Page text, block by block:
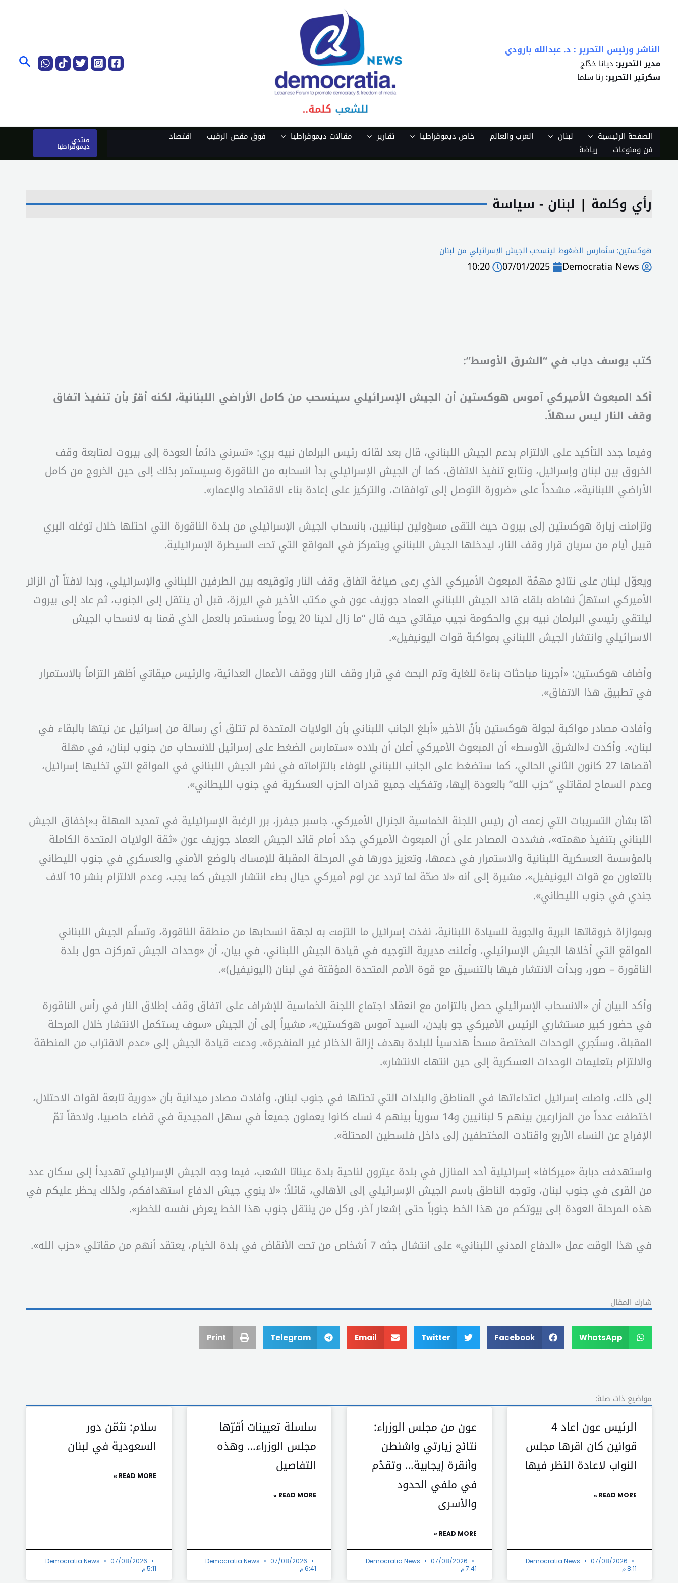
الناشر ورئيس التحرير : د. عبدالله بارودي
مدير التحرير: ديانا خدّاج
سكرتير التحرير: رنا سلما
الصفحة الرئيسية لبنان العرب والعالم خاص ديموقراطيا تقارير مقالات ديموقراطيا فوق مقص الرقيب
اقتصاد
فن ومنوعات
رياضة
منتدى
ديموقراطيا
رأي وكلمة | لبنان - سياسة
هوكستين: سنُمارس الضغوط لينسحب الجيش الإسرائيلي من لبنان
Democratia News
07/01/2025
10:20
كتب يوسف دياب في “الشرق الأوسط”:
أكد المبعوث الأميركي آموس هوكستين أن الجيش الإسرائيلي سينسحب من كامل الأراضي اللبنانية، لكنه أقرّ بأن تنفيذ اتفاق
وقف النار ليس سهلاً.
وفيما جدد التأكيد على الالتزام بدعم الجيش اللبناني، قال بعد لقائه رئيس البرلمان نبيه بري: «تسرني دائماً العودة إلى بيروت لمتابعة وقف
الخروق بين لبنان وإسرائيل، ونتابع تنفيذ الاتفاق، كما أن الجيش الإسرائيلي بدأ انسحابه من الناقورة وسيستمر بذلك إلى حين الخروج من كامل
الأراضي اللبنانية»، مشدداً على «ضرورة التوصل إلى توافقات، والتركيز على إعادة بناء الاقتصاد والإعمار».
وتزامنت زيارة هوكستين إلى بيروت حيث التقى مسؤولين لبنانيين، بانسحاب الجيش الإسرائيلي من بلدة الناقورة التي احتلها خلال توغله البري
قبيل أيام من سريان قرار وقف النار، ليدخلها الجيش اللبناني ويتمركز في المواقع التي تحت السيطرة الإسرائيلية.
ويعوّل لبنان على نتائج مهمّة المبعوث الأميركي الذي رعى صياغة اتفاق وقف النار وتوقيعه بين الطرفين اللبناني والإسرائيلي، وبدا لافتاً أن الزائر
الأميركي استهلّ نشاطه بلقاء قائد الجيش اللبناني العماد جوزيف عون في مكتب الأخير في اليرزة، قبل أن ينتقل إلى الجنوب، ثم عاد إلى بيروت
ليلتقي رئيسي البرلمان نبيه بري والحكومة نجيب ميقاتي حيث قال “ما زال لدينا 20 يوماً وسنستمر بالعمل الذي قمنا به لانسحاب الجيش
الاسرائيلي وانتشار الجيش اللبناني بمواكبة قوات اليونيفيل».
وأضاف هوكستين: «أجرينا مباحثات بناءة للغاية وتم البحث في قرار وقف النار ووقف الأعمال العدائية، والرئيس ميقاتي أظهر التزاماً بالاستمرار
في تطبيق هذا الاتفاق».
وأفادت مصادر مواكبة لجولة هوكستين بأنّ الأخير «أبلغ الجانب اللبناني بأن الولايات المتحدة لم تتلق أي رسالة من إسرائيل عن نيتها بالبقاء في
لبنان». وأكدت لـ«الشرق الأوسط» أن المبعوث الأميركي أعلن أن بلاده «ستمارس الضغط على إسرائيل للانسحاب من جنوب لبنان، في مهلة
أقصاها 27 كانون الثاني الحالي، كما ستضغط على الجانب اللبناني للوفاء بالتزاماته في نشر الجيش اللبناني في المواقع التي تخليها إسرائيل،
وعدم السماح لمقاتلي “حزب الله” بالعودة إليها، وتفكيك جميع قدرات الحزب العسكرية في جنوب الليطاني».
أمّا بشأن التسريبات التي زعمت أن رئيس اللجنة الخماسية الجنرال الأميركي، جاسبر جيفرز، برر الرغبة الإسرائيلية في تمديد المهلة بـ«إخفاق الجيش
اللبناني بتنفيذ مهمته»، فشددت المصادر على أن المبعوث الأميركي جدّد أمام قائد الجيش العماد جوزيف عون «ثقة الولايات المتحدة الكاملة
بالمؤسسة العسكرية اللبنانية والاستمرار في دعمها، وتعزيز دورها في المرحلة المقبلة للإمساك بالوضع الأمني والعسكري في جنوب الليطاني
بالتعاون مع قوات اليونيفيل»، مشيرة إلى أنه «لا صحّة لما تردد عن لوم أميركي حيال بطء انتشار الجيش كما يجب، وعدم الالتزام بنشر 10 آلاف
جندي في جنوب الليطاني».
وبموازاة خروقاتها البرية والجوية للسيادة اللبنانية، نفذت إسرائيل ما التزمت به لجهة انسحابها من منطقة الناقورة، وتسلّم الجيش اللبناني
المواقع التي أخلاها الجيش الإسرائيلي، وأعلنت مديرية التوجيه في قيادة الجيش اللبناني، في بيان، أن «وحدات الجيش تمركزت حول بلدة
الناقورة – صور، وبدأت الانتشار فيها بالتنسيق مع قوة الأمم المتحدة المؤقتة في لبنان (اليونيفيل)».
وأكد البيان أن «الانسحاب الإسرائيلي حصل بالتزامن مع انعقاد اجتماع اللجنة الخماسية للإشراف على اتفاق وقف إطلاق النار في رأس الناقورة
في حضور كبير مستشاري الرئيس الأميركي جو بايدن، السيد آموس هوكستين»، مشيراً إلى أن الجيش «سوف يستكمل الانتشار خلال المرحلة
المقبلة، وستُجري الوحدات المختصة مسحاً هندسياً للبلدة بهدف إزالة الذخائر غير المنفجرة». ودعت قيادة الجيش إلى «عدم الاقتراب من المنطقة
والالتزام بتعليمات الوحدات العسكرية إلى حين انتهاء الانتشار».
إلى ذلك، واصلت إسرائيل اعتداءاتها في المناطق والبلدات التي تحتلها في جنوب لبنان، وأفادت مصادر ميدانية بأن «دورية تابعة لقوات الاحتلال،
اختطفت عدداً من المزارعين بينهم 5 لبنانيين و14 سورياً بينهم 4 نساء كانوا يعملون جميعاً في سهل المجيدية في قضاء حاصبيا، ولاحقاً تمّ
الإفراج عن النساء الأربع واقتادت المختطفين إلى داخل فلسطين المحتلة».
واستهدفت دبابة «ميركافا» إسرائيلية أحد المنازل في بلدة عيترون لناحية بلدة عيناتا الشعب، فيما وجه الجيش الإسرائيلي تهديداً إلى سكان عدد
من القرى في جنوب لبنان، وتوجه الناطق باسم الجيش الإسرائيلي إلى الأهالي، قائلاً: «لا ينوي جيش الدفاع استهدافكم، ولذلك يحظر عليكم في
هذه المرحلة العودة إلى بيوتكم من هذا الخط جنوباً حتى إشعار آخر، وكل من ينتقل جنوب هذا الخط يعرض نفسه للخطر».
في هذا الوقت عمل «الدفاع المدني اللبناني» على انتشال جثث 7 أشخاص من تحت الأنقاض في بلدة الخيام، يعتقد أنهم من مقاتلي «حزب الله».
شارك المقال
WhatsApp
Facebook
Twitter
Email
Telegram
Print
مواضيع ذات صلة:
الرئيس عون اعاد 4
قوانين كان اقرها مجلس
النواب لاعادة النظر فيها
READ MORE »
Democratia News
07/08/2026
8:11 م
عون من مجلس الوزراء:
نتائج زيارتي واشنطن
وأنقرة إيجابية… وتقدّم
في ملفي الحدود
والأسرى
READ MORE »
Democratia News
07/08/2026
7:41 م
سلسلة تعيينات أقرّها
مجلس الوزراء… وهذه
التفاصيل
READ MORE »
Democratia News
07/08/2026
6:41 م
سلام: نثمّن دور
السعودية في لبنان
READ MORE »
Democratia News
07/08/2026
5:11 م